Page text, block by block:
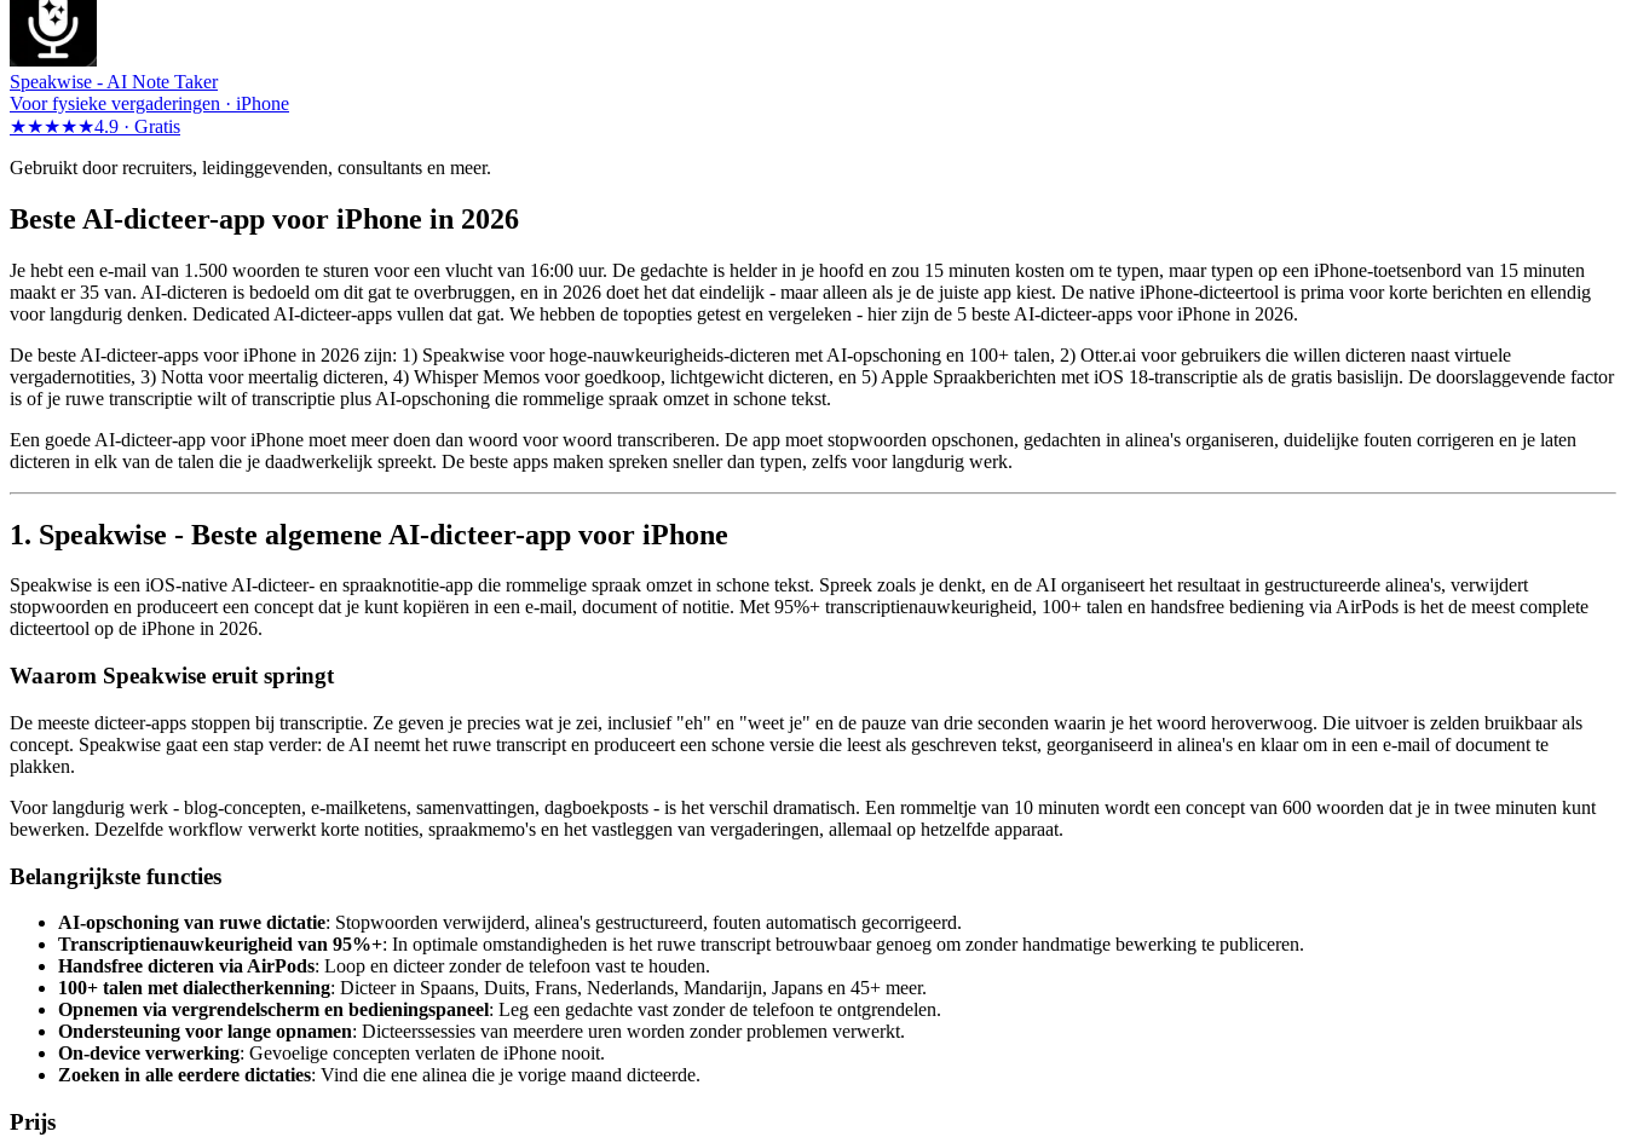
Speakwise - AI Note Taker
Voor fysieke vergaderingen · iPhone
★★★★★4.9 · Gratis
Gebruikt door recruiters, leidinggevenden, consultants en meer.
Beste AI-dicteer-app voor iPhone in 2026
Je hebt een e-mail van 1.500 woorden te sturen voor een vlucht van 16:00 uur. De gedachte is helder in je hoofd en zou 15 minuten kosten om te typen, maar typen op een iPhone-toetsenbord van 15 minuten
maakt er 35 van. AI-dicteren is bedoeld om dit gat te overbruggen, en in 2026 doet het dat eindelijk - maar alleen als je de juiste app kiest. De native iPhone-dicteertool is prima voor korte berichten en ellendig
voor langdurig denken. Dedicated AI-dicteer-apps vullen dat gat. We hebben de topopties getest en vergeleken - hier zijn de 5 beste AI-dicteer-apps voor iPhone in 2026.
De beste AI-dicteer-apps voor iPhone in 2026 zijn: 1) Speakwise voor hoge-nauwkeurigheids-dicteren met AI-opschoning en 100+ talen, 2) Otter.ai voor gebruikers die willen dicteren naast virtuele
vergadernotities, 3) Notta voor meertalig dicteren, 4) Whisper Memos voor goedkoop, lichtgewicht dicteren, en 5) Apple Spraakberichten met iOS 18-transcriptie als de gratis basislijn. De doorslaggevende factor
is of je ruwe transcriptie wilt of transcriptie plus AI-opschoning die rommelige spraak omzet in schone tekst.
Een goede AI-dicteer-app voor iPhone moet meer doen dan woord voor woord transcriberen. De app moet stopwoorden opschonen, gedachten in alinea's organiseren, duidelijke fouten corrigeren en je laten
dicteren in elk van de talen die je daadwerkelijk spreekt. De beste apps maken spreken sneller dan typen, zelfs voor langdurig werk.
1. Speakwise - Beste algemene AI-dicteer-app voor iPhone
Speakwise is een iOS-native AI-dicteer- en spraaknotitie-app die rommelige spraak omzet in schone tekst. Spreek zoals je denkt, en de AI organiseert het resultaat in gestructureerde alinea's, verwijdert
stopwoorden en produceert een concept dat je kunt kopiëren in een e-mail, document of notitie. Met 95%+ transcriptienauwkeurigheid, 100+ talen en handsfree bediening via AirPods is het de meest complete
dicteertool op de iPhone in 2026.
Waarom Speakwise eruit springt
De meeste dicteer-apps stoppen bij transcriptie. Ze geven je precies wat je zei, inclusief "eh" en "weet je" en de pauze van drie seconden waarin je het woord heroverwoog. Die uitvoer is zelden bruikbaar als
concept. Speakwise gaat een stap verder: de AI neemt het ruwe transcript en produceert een schone versie die leest als geschreven tekst, georganiseerd in alinea's en klaar om in een e-mail of document te
plakken.
Voor langdurig werk - blog-concepten, e-mailketens, samenvattingen, dagboekposts - is het verschil dramatisch. Een rommeltje van 10 minuten wordt een concept van 600 woorden dat je in twee minuten kunt
bewerken. Dezelfde workflow verwerkt korte notities, spraakmemo's en het vastleggen van vergaderingen, allemaal op hetzelfde apparaat.
Belangrijkste functies
AI-opschoning van ruwe dictatie: Stopwoorden verwijderd, alinea's gestructureerd, fouten automatisch gecorrigeerd.
Transcriptienauwkeurigheid van 95%+: In optimale omstandigheden is het ruwe transcript betrouwbaar genoeg om zonder handmatige bewerking te publiceren.
Handsfree dicteren via AirPods: Loop en dicteer zonder de telefoon vast te houden.
100+ talen met dialectherkenning: Dicteer in Spaans, Duits, Frans, Nederlands, Mandarijn, Japans en 45+ meer.
Opnemen via vergrendelscherm en bedieningspaneel: Leg een gedachte vast zonder de telefoon te ontgrendelen.
Ondersteuning voor lange opnamen: Dicteerssessies van meerdere uren worden zonder problemen verwerkt.
On-device verwerking: Gevoelige concepten verlaten de iPhone nooit.
Zoeken in alle eerdere dictaties: Vind die ene alinea die je vorige maand dicteerde.
Prijs